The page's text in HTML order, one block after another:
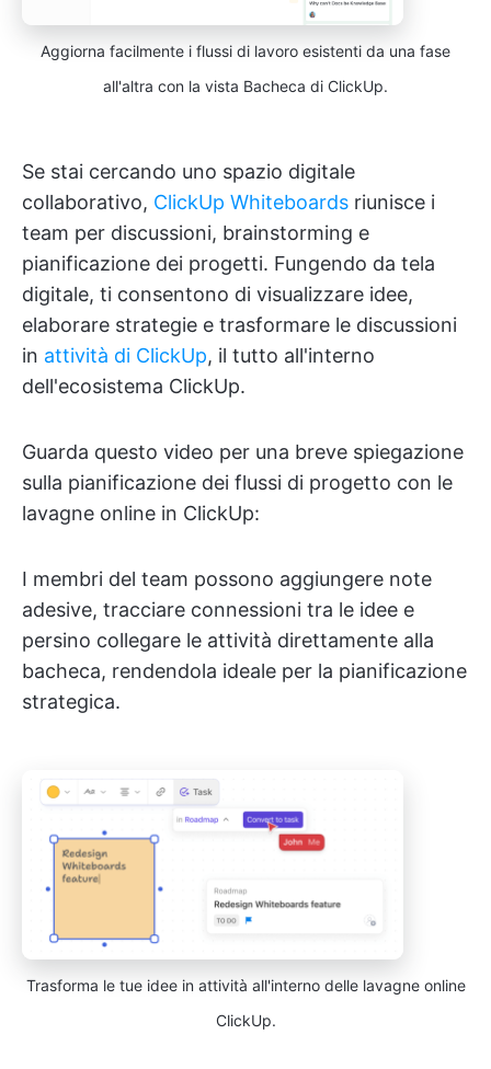
Aggiorna facilmente i flussi di lavoro esistenti da una fase
all'altra con la vista Bacheca di ClickUp.
Se stai cercando uno spazio digitale
collaborativo, ClickUp Whiteboards riunisce i
team per discussioni, brainstorming e
pianificazione dei progetti. Fungendo da tela
digitale, ti consentono di visualizzare idee,
elaborare strategie e trasformare le discussioni
in attività di ClickUp, il tutto all'interno
dell'ecosistema ClickUp.
Guarda questo video per una breve spiegazione
sulla pianificazione dei flussi di progetto con le
lavagne online in ClickUp:
I membri del team possono aggiungere note
adesive, tracciare connessioni tra le idee e
persino collegare le attività direttamente alla
bacheca, rendendola ideale per la pianificazione
strategica.
Trasforma le tue idee in attività all'interno delle lavagne online
ClickUp.